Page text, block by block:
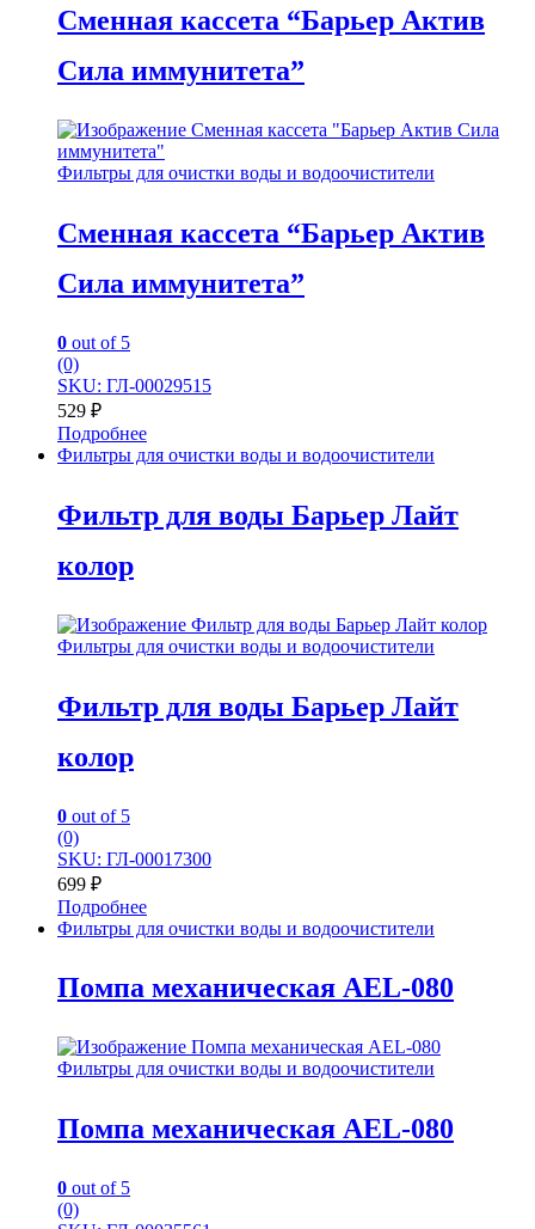
Сменная кассета “Барьер Актив
Сила иммунитета”
Фильтры для очистки воды и водоочистители
Сменная кассета “Барьер Актив
Сила иммунитета”
0 out of 5
(0)
SKU: ГЛ-00029515
529 ₽
Подробнее
Фильтры для очистки воды и водоочистители
Фильтр для воды Барьер Лайт
колор
Фильтры для очистки воды и водоочистители
Фильтр для воды Барьер Лайт
колор
0 out of 5
(0)
SKU: ГЛ-00017300
699 ₽
Подробнее
Фильтры для очистки воды и водоочистители
Помпа механическая AEL-080
Фильтры для очистки воды и водоочистители
Помпа механическая AEL-080
0 out of 5
(0)